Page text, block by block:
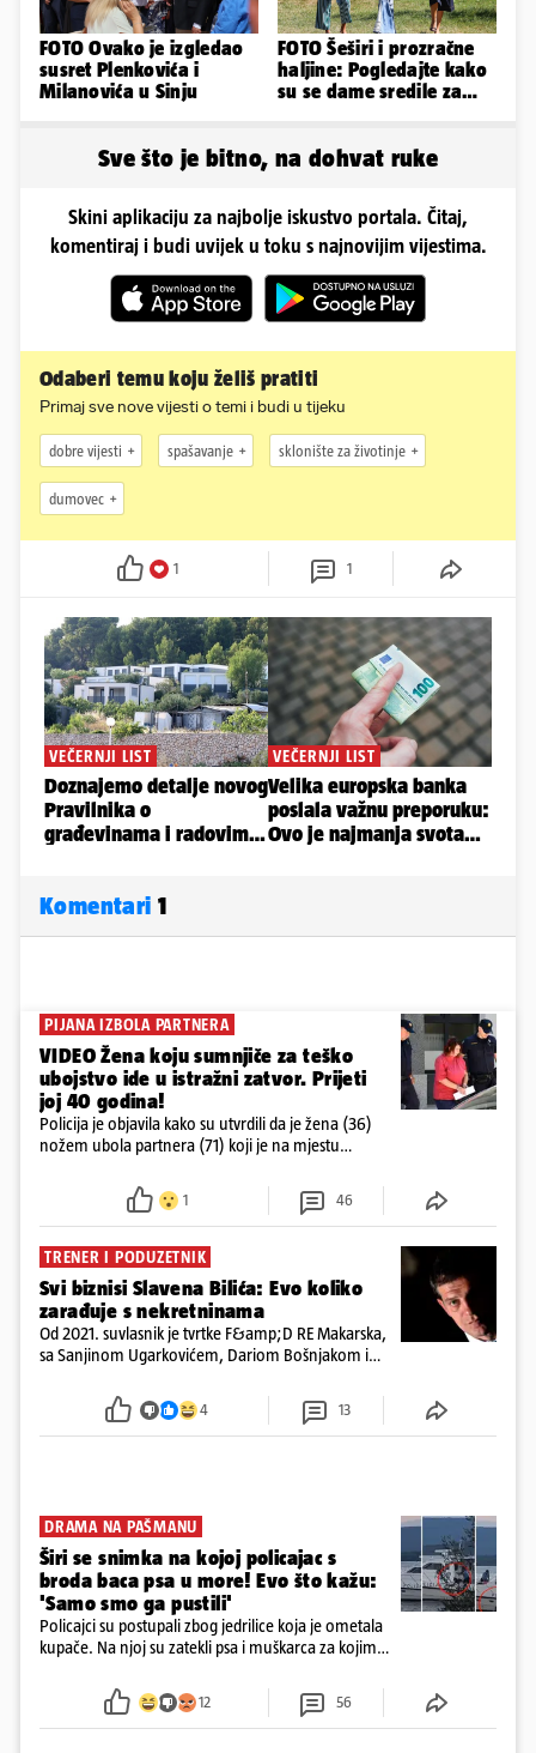
FOTO Ovako je izgledao
susret Plenkovića i
Milanovića u Sinju
FOTO Šeširi i prozračne
haljine: Pogledajte kako
su se dame sredile za
Sve što je bitno, na dohvat ruke
Skini aplikaciju za najbolje iskustvo portala. Čitaj,
komentiraj i budi uvijek u toku s najnovijim vijestima.
Odaberi temu koju želiš pratiti
Primaj sve nove vijesti o temi i budi u tijeku
dobre vijesti spašavanje sklonište za životinje
dumovec
1 1
Komentari 1
PIJANA IZBOLA PARTNERA
VIDEO Žena koju sumnjiče za teško
ubojstvo ide u istražni zatvor. Prijeti
joj 40 godina!
Policija je objavila kako su utvrdili da je žena (36)
nožem ubola partnera (71) koji je na mjestu
ispitali i poslali u istražni zatvor
1 46
TRENER I PODUZETNIK
Svi biznisi Slavena Bilića: Evo koliko
zarađuje s nekretninama
Od 2021. suvlasnik je tvrtke F&amp;D RE Makarska,
sa Sanjinom Ugarkovićem, Dariom Bošnjakom i
poslovanje nekretninama, a od osnutka nema
zaposlenih
4 13
DRAMA NA PAŠMANU
Širi se snimka na kojoj policajac s
broda baca psa u more! Evo što kažu:
'Samo smo ga pustili'
Policajci su postupali zbog jedrilice koja je ometala
kupače. Na njoj su zatekli psa i muškarca za kojim
ga uhitili, a psa je preuzeo komunalni redar
12 56